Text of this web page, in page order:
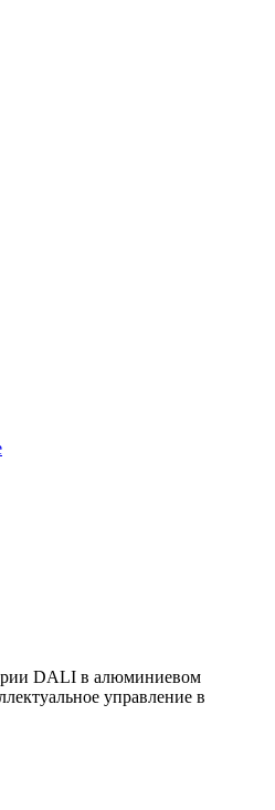
DALI в алюминиевом
управление в